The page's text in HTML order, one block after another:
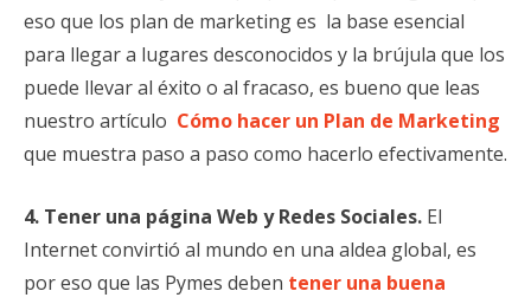
eso que los plan de marketinges la base esencial
para llegar a lugares desconocidos y la brújula que los
puede llevar al éxito o al fracaso, es bueno que leas
nuestro artículo Cómo hacer un Plan de Marketing
que muestra paso a paso como hacerlo efectivamente.
4. Tener una página Web y Redes Sociales. El
Internet convirtió al mundo en una aldea global, es
por eso que las Pymes deben tener una buena